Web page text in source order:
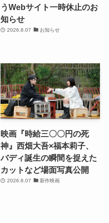
うWebサイト一時休止のお
知らせ
2026.8.07 お知らせ
映画『時給三〇〇円の死
神』西畑大吾×福本莉子、
バディ誕生の瞬間を捉えた
カットなど場面写真公開
2026.8.07 新作映画